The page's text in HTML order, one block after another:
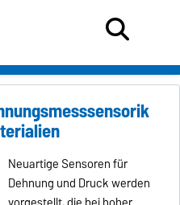
Neuartige Sensoren für
Dehnung und Druck werden